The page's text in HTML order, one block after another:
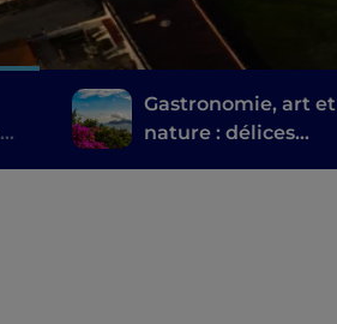
Gastronomie, art et
nature : délices